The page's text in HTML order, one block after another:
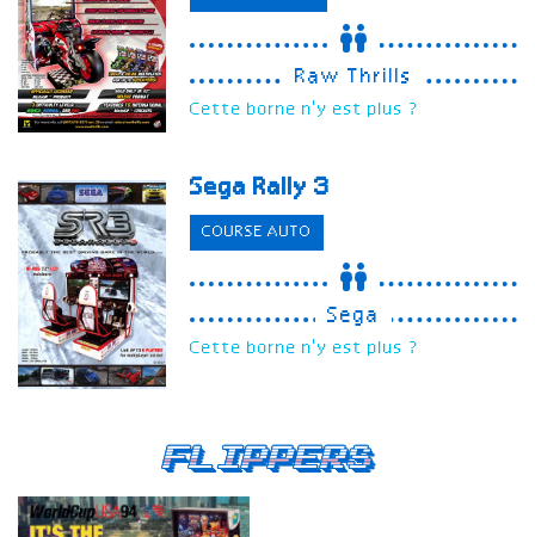
Raw Thrills
Cette borne n'y est plus ?
Sega Rally 3
COURSE AUTO
Sega
Cette borne n'y est plus ?
Flippers